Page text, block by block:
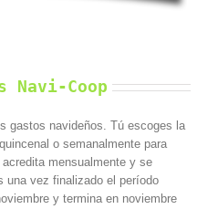
Navi-Coop
gastos navideños. Tú escoges la
o semanalmente para
mensualmente y se
una vez finalizado el período
y termina en noviembre